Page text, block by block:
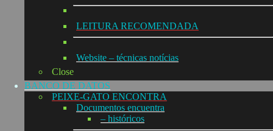
LEITURA RECOMENDADA
Website – técnicas notícias
Close
BANCO DE DATOS
PEIXE-GATO ENCONTRA
Documentos encuentra
– históricos